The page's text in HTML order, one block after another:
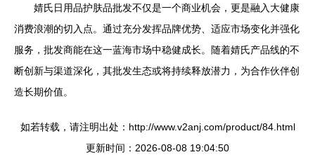
婧氏日用品护肤品批发不仅是一个商业机会，更是融入大健康
消费浪潮的切入点。通过充分发挥品牌优势、适应市场变化并强化
服务，批发商能在这一蓝海市场中稳健成长。随着婧氏产品线的不
断创新与渠道深化，其批发生态或将持续释放潜力，为合作伙伴创
造长期价值。
如若转载，请注明出处：http://www.v2anj.com/product/84.html
更新时间：2026-08-08 19:04:50